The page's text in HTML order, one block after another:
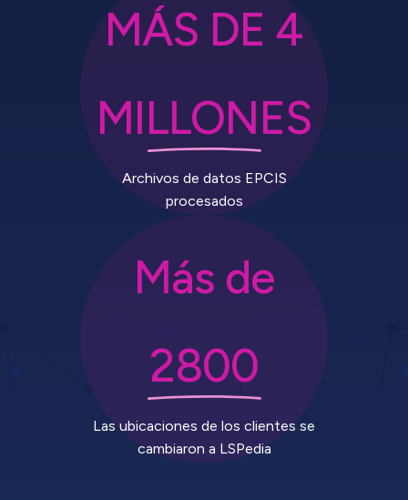
MÁS DE 4
MILLONES
Archivos de datos EPCIS
procesados
Más de
2800
Las ubicaciones de los clientes se
cambiaron a LSPedia